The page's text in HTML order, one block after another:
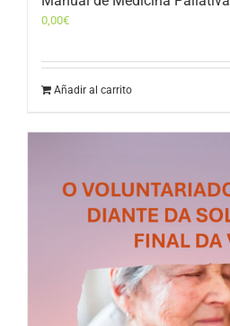
0,00€
Añadir al carrito